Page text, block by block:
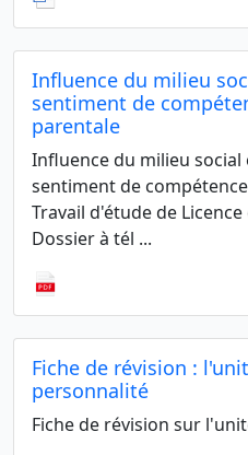
Influence du milieu
sentiment de
parentale
Influence du milieu
sentiment de
Travail d'étude de
Dossier à tél ...
Fiche de révision :
personnalité
Fiche de révision sur